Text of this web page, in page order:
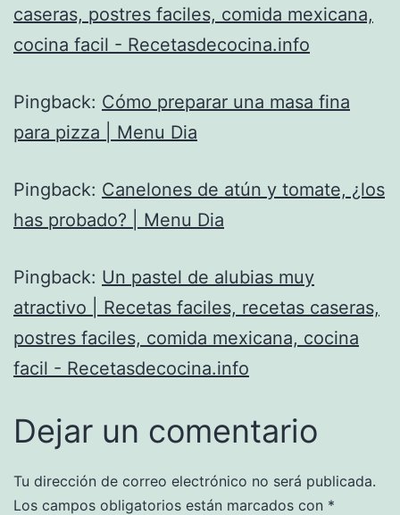
caseras, postres faciles, comida mexicana,
cocina facil - Recetasdecocina.info
Pingback: Cómo preparar una masa fina
para pizza | Menu Dia
Pingback: Canelones de atún y tomate, ¿los
has probado? | Menu Dia
Pingback: Un pastel de alubias muy
atractivo | Recetas faciles, recetas caseras,
postres faciles, comida mexicana, cocina
facil - Recetasdecocina.info
Dejar un comentario
Tu dirección de correo electrónico no será publicada.
Los campos obligatorios están marcados con *